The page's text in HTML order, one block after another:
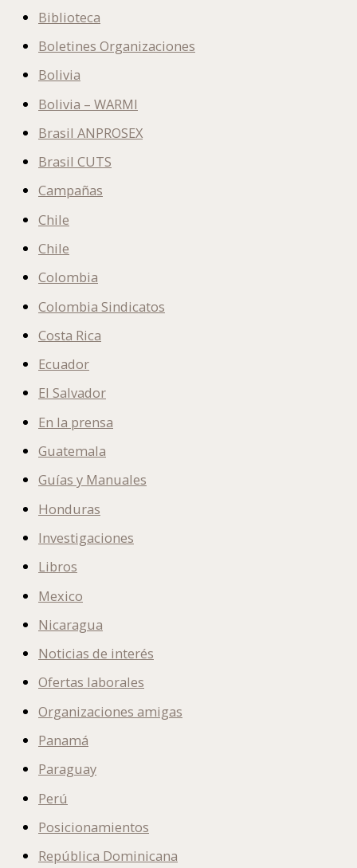
Biblioteca
Boletines Organizaciones
Bolivia
Bolivia – WARMI
Brasil ANPROSEX
Brasil CUTS
Campañas
Chile
Chile
Colombia
Colombia Sindicatos
Costa Rica
Ecuador
El Salvador
En la prensa
Guatemala
Guías y Manuales
Honduras
Investigaciones
Libros
Mexico
Nicaragua
Noticias de interés
Ofertas laborales
Organizaciones amigas
Panamá
Paraguay
Perú
Posicionamientos
República Dominicana